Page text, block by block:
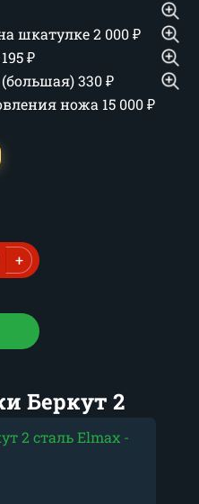
шкатулке2 000₽
195₽
330₽
ножа 15 000₽
+
Беркут 2
2 сталь Elmax -